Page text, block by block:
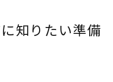
知りたい準備